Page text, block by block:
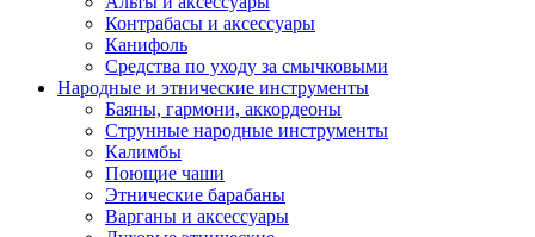
Контрабасы и аксессуары
Канифоль
Средства по уходу за смычковыми
Народные и этнические инструменты
Баяны, гармони, аккордеоны
Струнные народные инструменты
Калимбы
Поющие чаши
Этнические барабаны
Варганы и аксессуары